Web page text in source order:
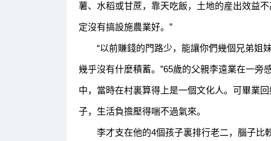
薯、水稻或甘蔗，靠天吃飯，土地的産出效益
定沒有搞設施農業好。”
“以前賺錢的門路少，能讓你們幾個兄弟姐
幾乎沒有什麼積蓄。”65歲的父親李遠業在一
中，當時在村裏算得上是一個文化人。可畢業
子，生活負擔壓得喘不過氣來。
李才支在他的4個孩子裏排行老二，腦子比